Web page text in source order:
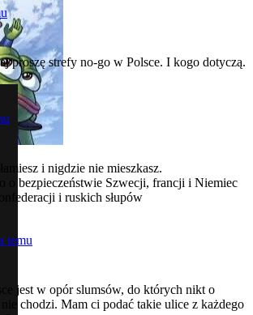
proszę strefy no-go w Polsce. I kogo dotyczą.
i nigdzie nie mieszkasz.
o bezpieczeństwie Szwecji, francji i Niemiec
i ruskich słupów
temu
jest w opór slumsów, do których nikt o
nie chodzi. Mam ci podać takie ulice z każdego